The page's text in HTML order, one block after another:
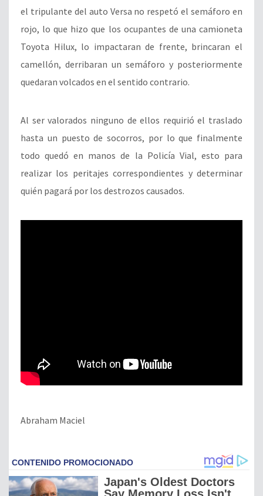
el tripulante del auto Versa no respetó el semáforo en
rojo, lo que hizo que los ocupantes de una camioneta
Toyota Hilux, lo impactaran de frente, brincaran el
camellón, derribaran un semáforo y posteriormente
quedaran volcados en el sentido contrario.
Al ser valorados ninguno de ellos requirió el traslado
hasta un puesto de socorros, por lo que finalmente
todo quedó en manos de la Policía Vial, esto para
realizar los peritajes correspondientes y determinar
quién pagará por los destrozos causados.
Abraham Maciel